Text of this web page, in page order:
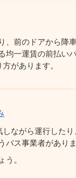
前のドアから降
一運賃の前払い
があります。
ながら運行した
ス事業者がありま
。